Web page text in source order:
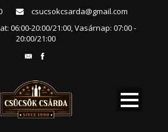
csucsokcsarda@gmail.com
06:00-20:00/21:00, Vasárnap: 07:00 -
20:00/21:00